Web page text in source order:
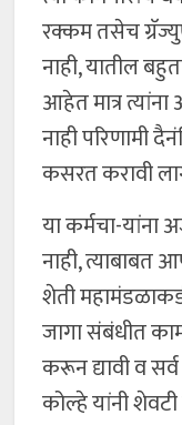
रक्कम तसेच
नाही, यातील
आहेत मात्र
नाही परिणामी
कसरत करावी
या कर्मचा-यांना
नाही, त्याबाबत
शेती
जागा संबंधीत
करून द्यावी व
कोल्हे यांनी